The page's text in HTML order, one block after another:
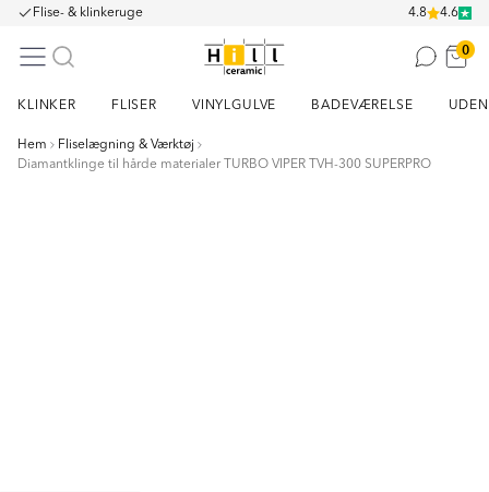
Flise- & klinkeruge 4.8 4.6
0
KLINKER FLISER VINYLGULVE BADEVÆRELSE
Hem
Fliselægning & Værktøj
Diamantklinge til hårde materialer TURBO VIPER TVH-300 SUPERPRO